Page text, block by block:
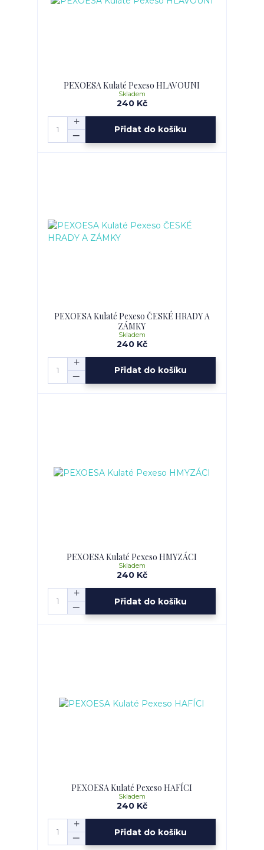
PEXOESA Kulaté Pexeso HLAVOUNI
240 Kč
Skladem
Přidat do košíku
PEXOESA Kulaté Pexeso ČESKÉ HRADY A
ZÁMKY
240 Kč
Skladem
Přidat do košíku
PEXOESA Kulaté Pexeso HMYZÁCI
240 Kč
Skladem
Přidat do košíku
PEXOESA Kulaté Pexeso HAFÍCI
240 Kč
Skladem
Přidat do košíku